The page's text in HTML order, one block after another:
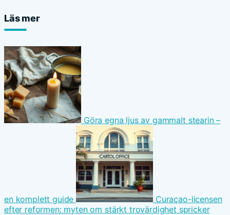
Läs mer
Göra egna ljus av gammalt stearin –
en komplett guide
Curaçao-licensen
efter reformen: myten om stärkt trovärdighet spricker